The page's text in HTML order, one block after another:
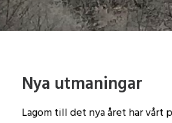
Nya utmaningar
Lagom till det nya året har vårt